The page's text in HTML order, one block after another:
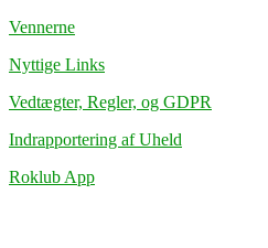
Vennerne
Nyttige Links
Vedtægter, Regler, og GDPR
Indrapportering af Uheld
Roklub App